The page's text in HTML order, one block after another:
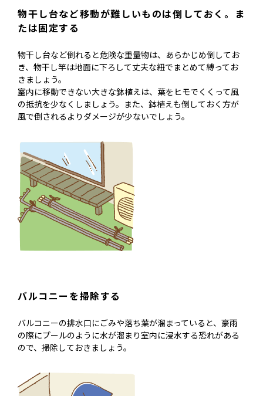
物干し台など移動が難しいものは倒しておく。ま
たは固定する
物干し台など倒れると危険な重量物は、あらかじめ倒してお
き、物干し竿は地面に下ろして丈夫な紐でまとめて縛ってお
きましょう。
室内に移動できない大きな鉢植えは、葉をヒモでくくって風
の抵抗を少なくしましょう。また、鉢植えも倒しておく方が
風で倒されるよりダメージが少ないでしょう。
バルコニーを掃除する
バルコニーの排水口にごみや落ち葉が溜まっていると、豪雨
の際にプールのように水が溜まり室内に浸水する恐れがある
ので、掃除しておきましょう。